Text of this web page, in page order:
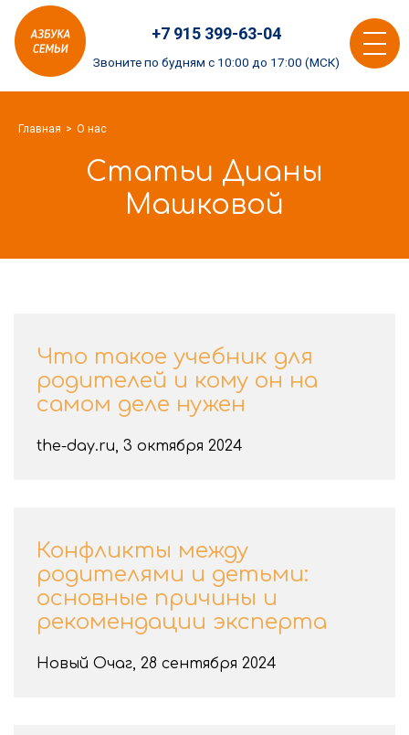
Азбука
семьи
logo
+7 915 399-63-04
Звоните по будням с 10:00 до 17:00 (МСК)
Toggle
Главная О нас
Статьи Дианы
Машковой
Что такое учебник для
родителей и кому он на
самом деле нужен
the-day.ru, 3 октября 2024
Конфликты между
родителями и детьми:
основные причины и
рекомендации эксперта
Новый Очаг, 28 сентября 2024